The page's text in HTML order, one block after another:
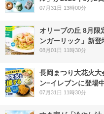
07月31日 13時00分
オリーブの丘 8月限
ンガーリック」新
08月01日 11時30分
長岡まつり大花火
ン−イレブンに登場
07月31日 11時30分